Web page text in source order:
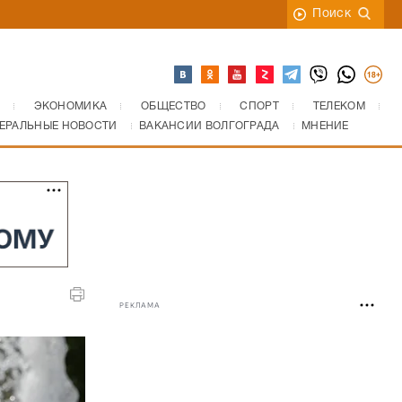
Поиск
ЭКОНОМИКА ОБЩЕСТВО СПОРТ
ТЕЛЕКОМ
НОВОСТИ
ВАКАНСИИ ВОЛГОГРАДА МНЕНИЕ
РЕКЛАМА